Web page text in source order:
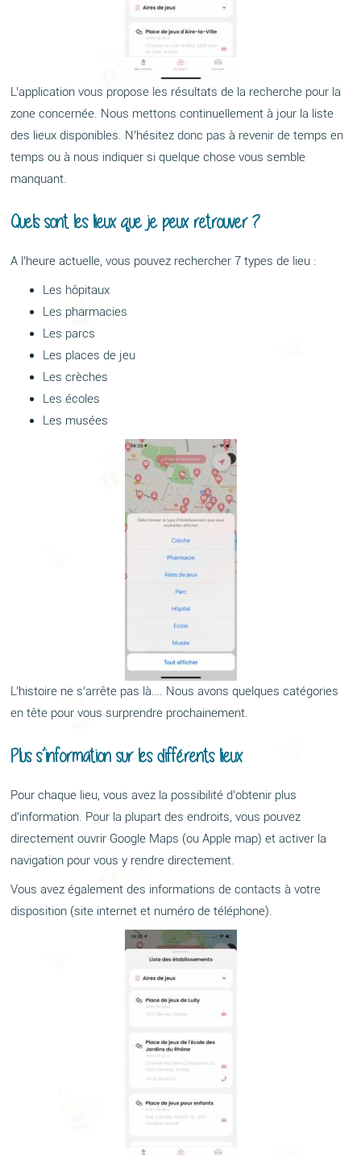
L’application vous propose les résultats de la recherche pour la
zone concernée. Nous mettons continuellement à jour la liste
des lieux disponibles. N’hésitez donc pas à revenir de temps en
temps ou à nous indiquer si quelque chose vous semble
manquant.
Quels sont les lieux que je peux retrouver ?
A l’heure actuelle, vous pouvez rechercher 7 types de lieu :
Les hôpitaux
Les pharmacies
Les parcs
Les places de jeu
Les crèches
Les écoles
Les musées
L’histoire ne s’arrête pas là…. Nous avons quelques catégories
en tête pour vous surprendre prochainement.
Plus s’information sur les différents lieux
Pour chaque lieu, vous avez la possibilité d’obtenir plus
d’information. Pour la plupart des endroits, vous pouvez
directement ouvrir Google Maps (ou Apple map) et activer la
navigation pour vous y rendre directement.
Vous avez également des informations de contacts à votre
disposition (site internet et numéro de téléphone).